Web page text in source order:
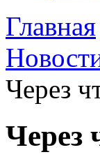
Главная
Через
Через